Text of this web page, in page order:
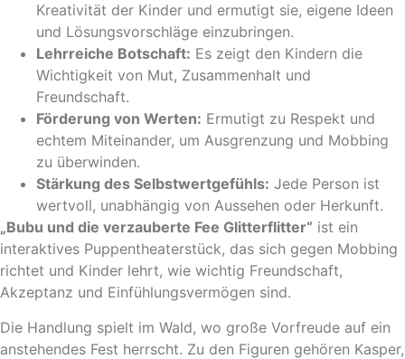
Kreativität der Kinder und ermutigt sie, eigene Ideen
und Lösungsvorschläge einzubringen.
Lehrreiche Botschaft: Es zeigt den Kindern die
Wichtigkeit von Mut, Zusammenhalt und
Freundschaft.
Förderung von Werten: Ermutigt zu Respekt und
echtem Miteinander, um Ausgrenzung und Mobbing
zu überwinden.
Stärkung des Selbstwertgefühls: Jede Person ist
wertvoll, unabhängig von Aussehen oder Herkunft.
„Bubu und die verzauberte Fee Glitterflitter“ ist ein
interaktives Puppentheaterstück, das sich gegen Mobbing
richtet und Kinder lehrt, wie wichtig Freundschaft,
Akzeptanz und Einfühlungsvermögen sind.
Die Handlung spielt im Wald, wo große Vorfreude auf ein
anstehendes Fest herrscht. Zu den Figuren gehören Kasper,